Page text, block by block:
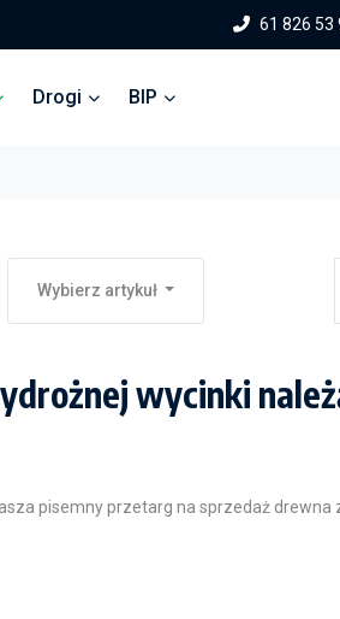
61 826 53
Drogi BIP
Wybierz artykuł
wycinki
pisemny przetarg na sprzedaż drewna